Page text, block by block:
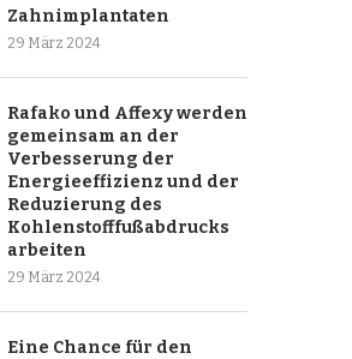
Zahnimplantaten
29 März 2024
Rafako und Affexy werden
gemeinsam an der
Verbesserung der
Energieeffizienz und der
Reduzierung des
Kohlenstofffußabdrucks
arbeiten
29 März 2024
Eine Chance für den